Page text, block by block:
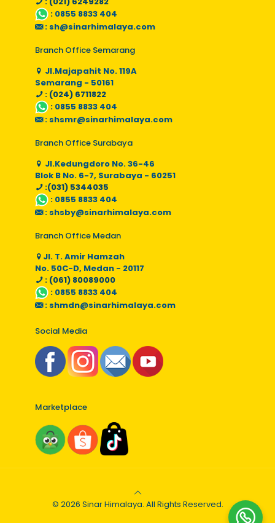
: 0855 8833 404
: sh@sinarhimalaya.com
Branch Office Semarang
Jl.Majapahit No. 119A
Semarang - 50161
: (024) 6711822
: 0855 8833 404
: shsmr@sinarhimalaya.com
Branch Office Surabaya
Jl.Kedungdoro No. 36-46
Blok B No. 6-7, Surabaya - 60251
:(031) 5344035
: 0855 8833 404
: shsby@sinarhimalaya.com
Branch Office Medan
Jl. T. Amir Hamzah
No. 50C-D, Medan - 20117
: (061) 80089000
: 0855 8833 404
: shmdn@sinarhimalaya.com
Social Media
Marketplace
© 2026 Sinar Himalaya. All Rights Reserved.